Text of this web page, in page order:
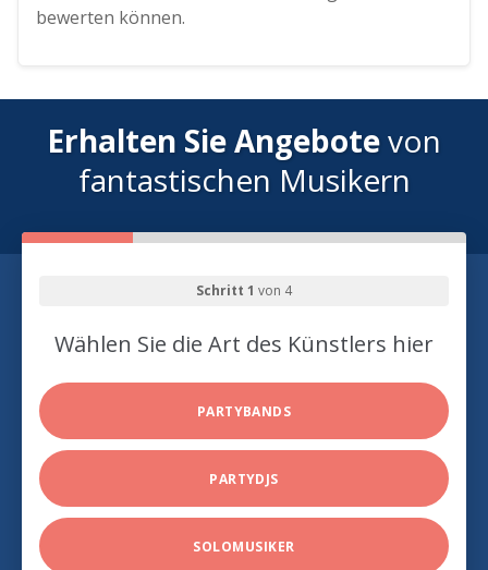
bewerten können.
Erhalten Sie Angebotevon
fantastischen Musikern
Schritt 1 von 4
Wählen Sie die Art des Künstlers hier
PARTYBANDS
PARTYDJS
SOLOMUSIKER